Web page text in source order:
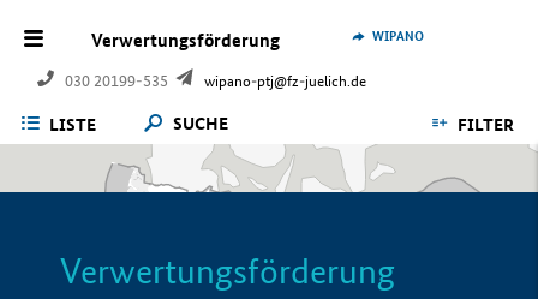
Verwertungsförderung
030 20199-535 wipano-ptj@fz-juelich.de
WIPANO
LISTE SUCHE FILTER
Verwertungsförderung